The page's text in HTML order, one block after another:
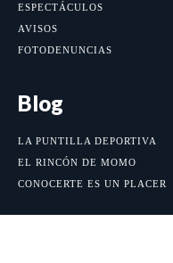
ESPECTÁCULOS
AVISOS
FOTODENUNCIAS
Blog
LA PUNTILLA DEPORTIVA
EL RINCÓN DE MOMO
CONOCERTE ES UN PLACER